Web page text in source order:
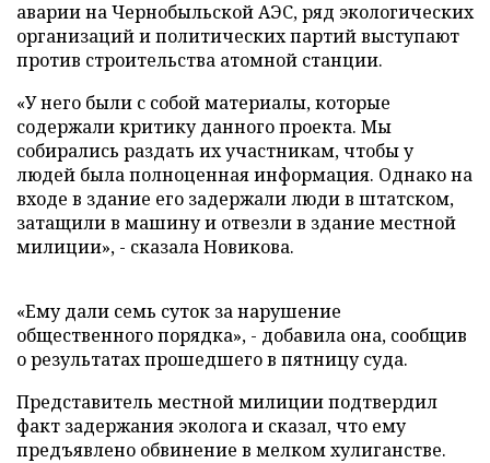
аварии на Чернобыльской АЭС, ряд экологических
организаций и политических партий выступают
против строительства атомной станции.
«У него были с собой материалы, которые
содержали критику данного проекта. Мы
собирались раздать их участникам, чтобы у
людей была полноценная информация. Однако на
входе в здание его задержали люди в штатском,
затащили в машину и отвезли в здание местной
милиции», - сказала Новикова.
«Ему дали семь суток за нарушение
общественного порядка», - добавила она, сообщив
о результатах прошедшего в пятницу суда.
Представитель местной милиции подтвердил
факт задержания эколога и сказал, что ему
предъявлено обвинение в мелком хулиганстве.